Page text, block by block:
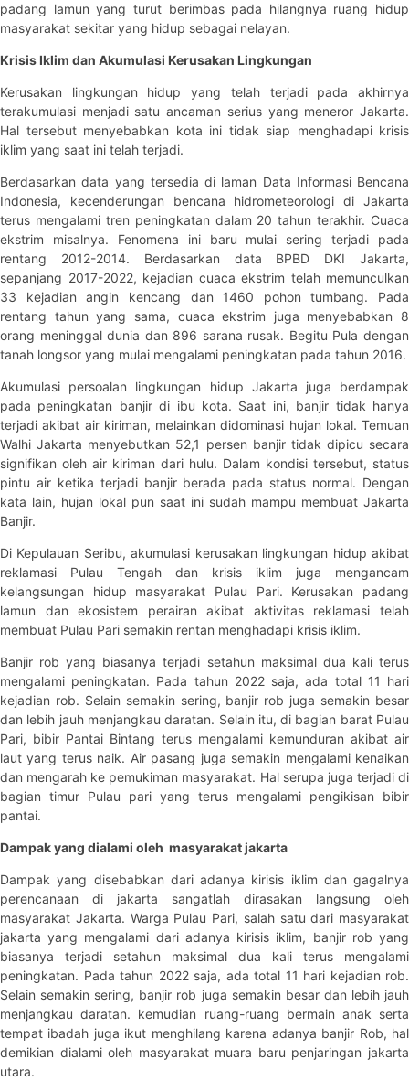
padang lamun yang turut berimbas pada hilangnya ruang hidup
masyarakat sekitar yang hidup sebagai nelayan.
Krisis Iklim dan Akumulasi Kerusakan Lingkungan
Kerusakan lingkungan hidup yang telah terjadi pada akhirnya
terakumulasi menjadi satu ancaman serius yang meneror Jakarta.
Hal tersebut menyebabkan kota ini tidak siap menghadapi krisis
iklim yang saat ini telah terjadi.
Berdasarkan data yang tersedia di laman Data Informasi Bencana
Indonesia, kecenderungan bencana hidrometeorologi di Jakarta
terus mengalami tren peningkatan dalam 20 tahun terakhir. Cuaca
ekstrim misalnya. Fenomena ini baru mulai sering terjadi pada
rentang 2012-2014. Berdasarkan data BPBD DKI Jakarta,
sepanjang 2017-2022, kejadian cuaca ekstrim telah memunculkan
33 kejadian angin kencang dan 1460 pohon tumbang. Pada
rentang tahun yang sama, cuaca ekstrim juga menyebabkan 8
orang meninggal dunia dan 896 sarana rusak. Begitu Pula dengan
tanah longsor yang mulai mengalami peningkatan pada tahun 2016.
Akumulasi persoalan lingkungan hidup Jakarta juga berdampak
pada peningkatan banjir di ibu kota. Saat ini, banjir tidak hanya
terjadi akibat air kiriman, melainkan didominasi hujan lokal. Temuan
Walhi Jakarta menyebutkan 52,1 persen banjir tidak dipicu secara
signifikan oleh air kiriman dari hulu. Dalam kondisi tersebut, status
pintu air ketika terjadi banjir berada pada status normal. Dengan
kata lain, hujan lokal pun saat ini sudah mampu membuat Jakarta
Banjir.
Di Kepulauan Seribu, akumulasi kerusakan lingkungan hidup akibat
reklamasi Pulau Tengah dan krisis iklim juga mengancam
kelangsungan hidup masyarakat Pulau Pari. Kerusakan padang
lamun dan ekosistem perairan akibat aktivitas reklamasi telah
membuat Pulau Pari semakin rentan menghadapi krisis iklim.
Banjir rob yang biasanya terjadi setahun maksimal dua kali terus
mengalami peningkatan. Pada tahun 2022 saja, ada total 11 hari
kejadian rob. Selain semakin sering, banjir rob juga semakin besar
dan lebih jauh menjangkau daratan. Selain itu, di bagian barat Pulau
Pari, bibir Pantai Bintang terus mengalami kemunduran akibat air
laut yang terus naik. Air pasang juga semakin mengalami kenaikan
dan mengarah ke pemukiman masyarakat. Hal serupa juga terjadi di
bagian timur Pulau pari yang terus mengalami pengikisan bibir
pantai.
Dampak yang dialami oleh masyarakat jakarta
Dampak yang disebabkan dari adanya kirisis iklim dan gagalnya
perencanaan di jakarta sangatlah dirasakan langsung oleh
masyarakat Jakarta. Warga Pulau Pari, salah satu dari masyarakat
jakarta yang mengalami dari adanya kirisis iklim, banjir rob yang
biasanya terjadi setahun maksimal dua kali terus mengalami
peningkatan. Pada tahun 2022 saja, ada total 11 hari kejadian rob.
Selain semakin sering, banjir rob juga semakin besar dan lebih jauh
menjangkau daratan. kemudian ruang-ruang bermain anak serta
tempat ibadah juga ikut menghilang karena adanya banjir Rob, hal
demikian dialami oleh masyarakat muara baru penjaringan jakarta
utara.